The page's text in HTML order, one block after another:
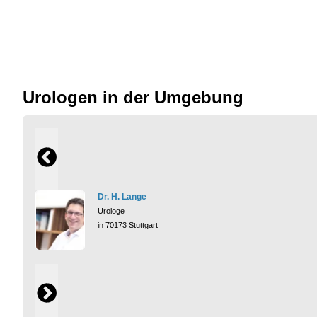
Urologen in der Umgebung
Dr. H. Lange
Urologe
in 70173 Stuttgart